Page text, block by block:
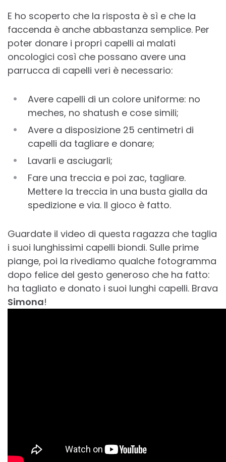
E ho scoperto che la risposta è sì e che la
faccenda è anche abbastanza semplice. Per
poter donare i propri capelli ai malati
oncologici così che possano avere una
parrucca di capelli veri è necessario:
Avere capelli di un colore uniforme: no
meches, no shatush e cose simili;
Avere a disposizione 25 centimetri di
capelli da tagliare e donare;
Lavarli e asciugarli;
Fare una treccia e poi zac, tagliare.
Mettere la treccia in una busta gialla da
spedizione e via. Il gioco è fatto.
Guardate il video di questa ragazza che taglia
i suoi lunghissimi capelli biondi. Sulle prime
piange, poi la rivediamo qualche fotogramma
dopo felice del gesto generoso che ha fatto:
ha tagliato e donato i suoi lunghi capelli. Brava
Simona!